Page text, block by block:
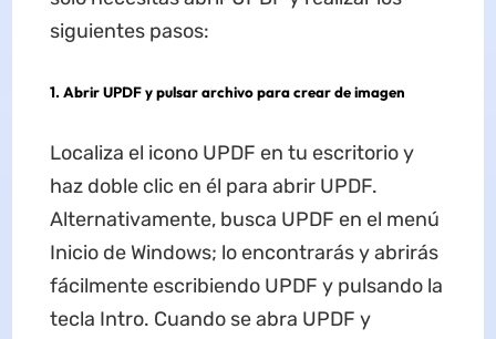
siguientes pasos:
1.Abrir UPDF y pulsar archivo para crear de imagen
Localiza el icono UPDF en tu escritorio y
haz doble clic en él para abrir UPDF.
Alternativamente, busca UPDF en el menú
Inicio de Windows; lo encontrarás y abrirás
fácilmente escribiendo UPDF y pulsando la
tecla Intro. Cuando se abra UPDF y